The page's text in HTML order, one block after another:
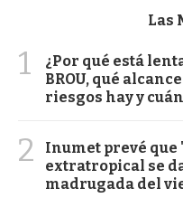
Las
1
¿Por qué está
BROU, qué
riesgos hay y
2
Inumet prevé
extratropical se
madrugada del